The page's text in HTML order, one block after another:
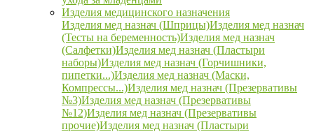
Изделия медицинского назначения
Изделия мед назнач (Шприцы)Изделия мед назнач
(Тесты на беременность)Изделия мед назнач
(Салфетки)Изделия мед назнач (Пластыри
наборы)Изделия мед назнач (Горчишники,
пипетки...)Изделия мед назнач (Маски,
Компрессы...)Изделия мед назнач (Презервативы
№3)Изделия мед назнач (Презервативы
№12)Изделия мед назнач (Презервативы
прочие)Изделия мед назнач (Пластыри